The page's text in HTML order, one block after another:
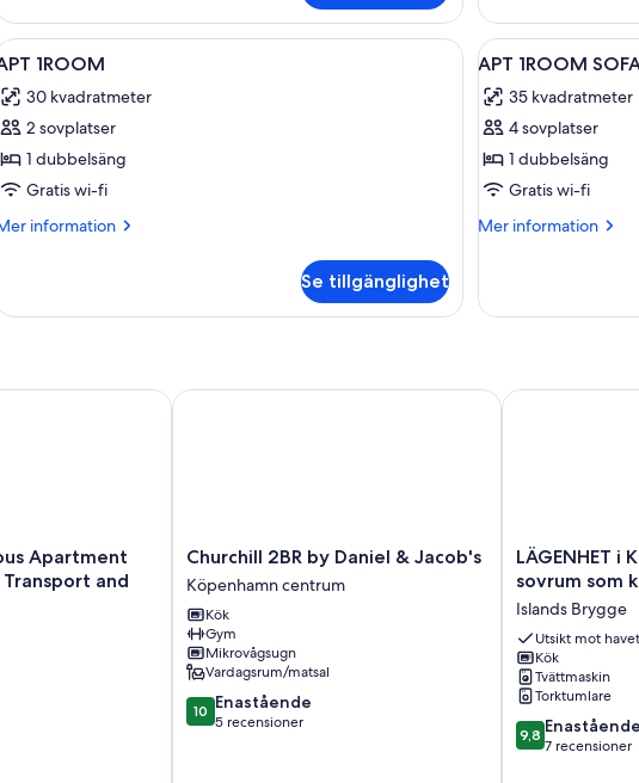
sovrum
-
sovrum
foton
för
APT
1ROOM
10 1ROOM
30 kvadratmeter
2 sovplatser
1 dubbelsäng
Gratis wi-fi
information
Se tillgänglighet
Öppna
alla
foton
för
APT
1ROOM
SOFA
12
APT 1ROOM
35 kvadratmeter
4 sovplatser
1 dubbelsäng
Gratis wi-fi
Mer information
Mer
1ROOM
Apartment
Apartment closed to public Transport and shopping.
Churchill
2BR
by
Daniel
&
Jacob's
Köpenhamn
centrum
Churchill 2BR by Daniel & Jacob's
Köpenhamn centrum
Kök
Gym
Mikrovågsugn
Vardagsrum/matsal
10.0
av
10 Enastående
5 recensioner
Churchill 2BR by Daniel & Jacob's
LÄGENHET
i
med
2
sovrum
som
kan
rymma
4
LÄGENHET i
sovrum som
Islands Brygge
Utsikt mot havet
Kök
Tvättmaskin
Torktumlare
9.8
av
9,8 Enastående
7 recensioner
LÄGENHET i